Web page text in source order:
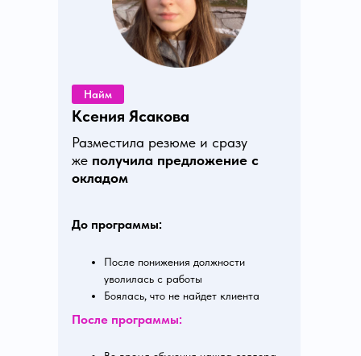
Ксения Ясакова
Найм
Разместила резюме и сразу
же получила предложение с
окладом
До программы:
После понижения должности
уволилась с работы
Боялась, что не найдет клиента
После программы: